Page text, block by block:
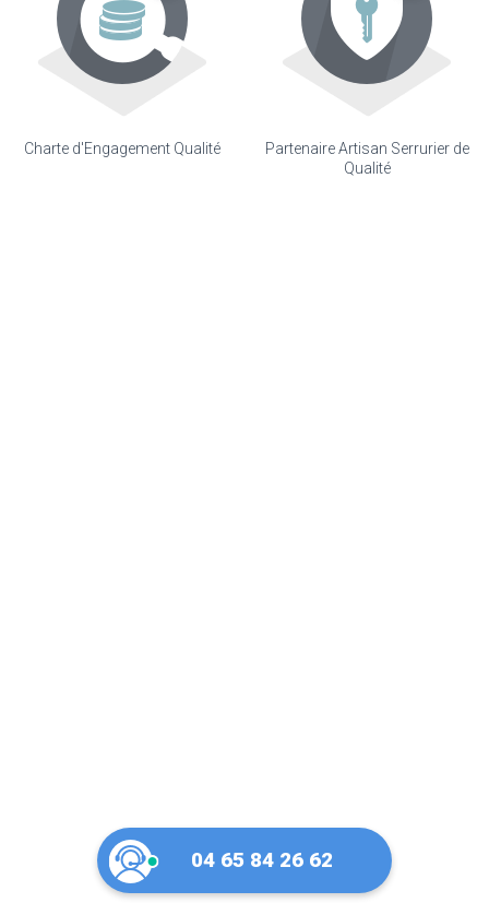
Charte d'Engagement Qualité
Partenaire Artisan Serrurier de
Qualité
04 65 84 26 62